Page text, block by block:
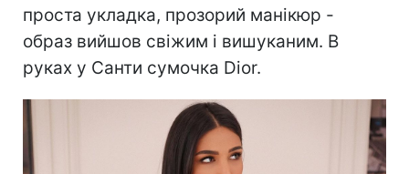
проста укладка, прозорий манікюр -
образ вийшов свіжим і вишуканим. В
руках у Санти сумочка Dior.